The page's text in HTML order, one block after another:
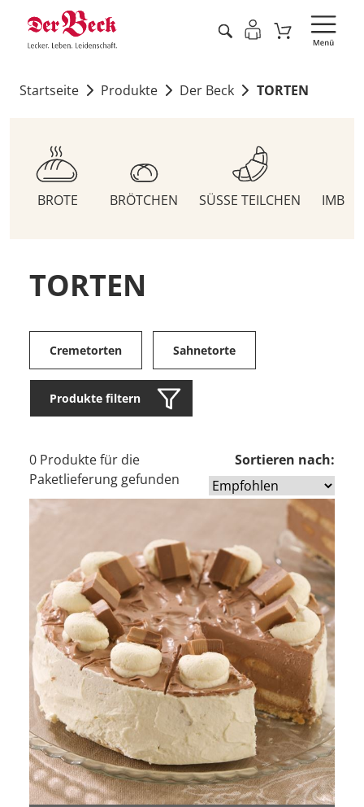
Startseite Produkte Der Beck TORTEN
BROTE BRÖTCHEN SÜSSE TEILCHEN
TORTEN
Cremetorten Sahnetorte
Produkte filtern
0 Produkte für die
Paketlieferung gefunden
Sortieren nach: